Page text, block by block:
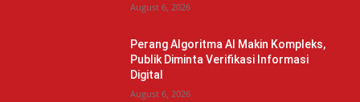
August 6, 2026
Perang Algoritma AI Makin Kompleks,
Publik Diminta Verifikasi Informasi
Digital
August 6, 2026